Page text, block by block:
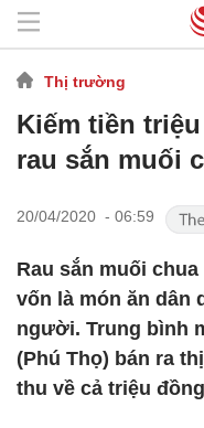
Thị trường
Kiếm tiền
rau sắn muối
20/04/2020 - 06:59
Rau sắn muối
vốn là món ăn dân
người. Trung bình
(Phú Thọ) bán ra
thu về cả triệu